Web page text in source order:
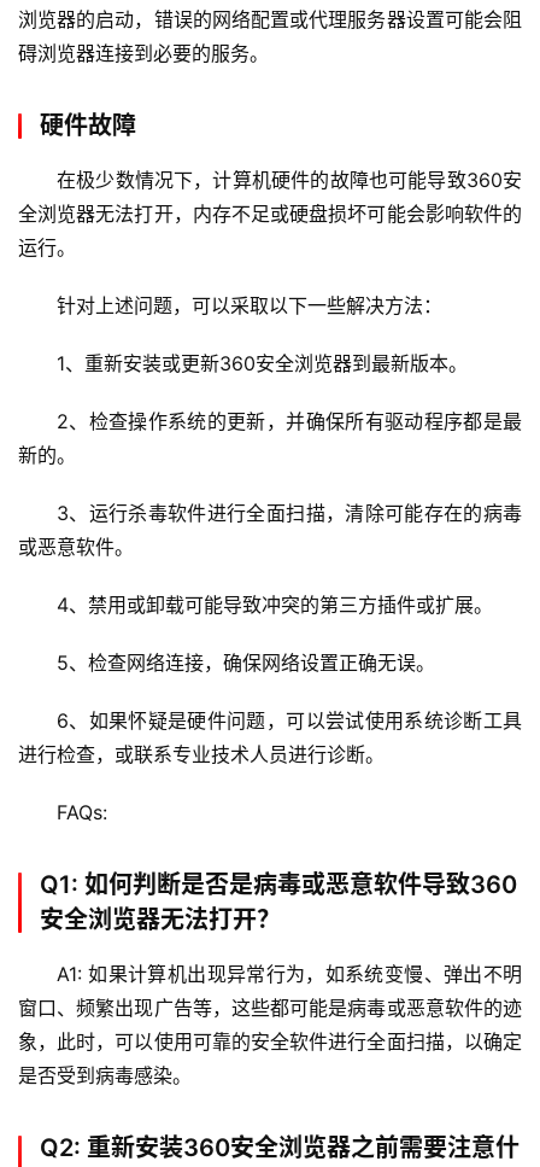
首
务
器
技
程
维
安
全
浏览器的启动，错误的网络配置或代理服务器设置可能会阻
碍浏览器连接到必要的服务。
硬件故障
在极少数情况下，计算机硬件的故障也可能导致360安
全浏览器无法打开，内存不足或硬盘损坏可能会影响软件的
运行。
针对上述问题，可以采取以下一些解决方法：
1、重新安装或更新360安全浏览器到最新版本。
2、检查操作系统的更新，并确保所有驱动程序都是最
新的。
3、运行杀毒软件进行全面扫描，清除可能存在的病毒
或恶意软件。
4、禁用或卸载可能导致冲突的第三方插件或扩展。
5、检查网络连接，确保网络设置正确无误。
6、如果怀疑是硬件问题，可以尝试使用系统诊断工具
进行检查，或联系专业技术人员进行诊断。
FAQs:
Q1: 如何判断是否是病毒或恶意软件导致360
安全浏览器无法打开？
A1: 如果计算机出现异常行为，如系统变慢、弹出不明
窗口、频繁出现广告等，这些都可能是病毒或恶意软件的迹
象，此时，可以使用可靠的安全软件进行全面扫描，以确定
是否受到病毒感染。
Q2: 重新安装360安全浏览器之前需要注意什